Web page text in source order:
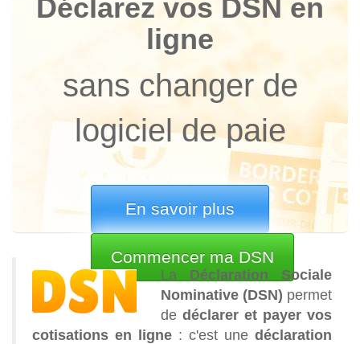
Déclarez vos DSN en
ligne
sans changer de
logiciel de paie
En savoir plus
Commencer ma DSN
La Déclaration Sociale
Nominative (DSN) permet
de déclarer et payer vos
cotisations en ligne : c'est une déclaration